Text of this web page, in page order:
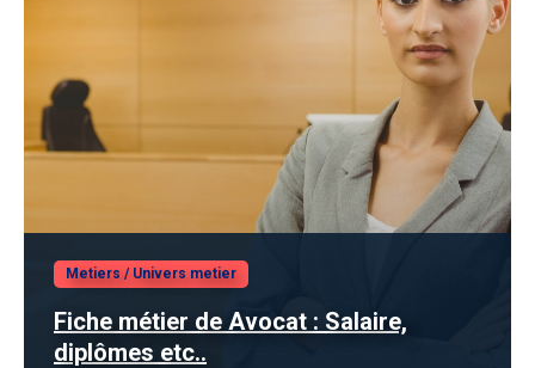
Metiers / Univers metier
Fiche métier de Avocat : Salaire,
diplômes etc..